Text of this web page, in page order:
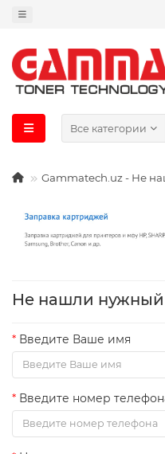
Все категории
Gammatech.uz - Не
Не нашли нужный
Введите Ваше имя
Введите номер